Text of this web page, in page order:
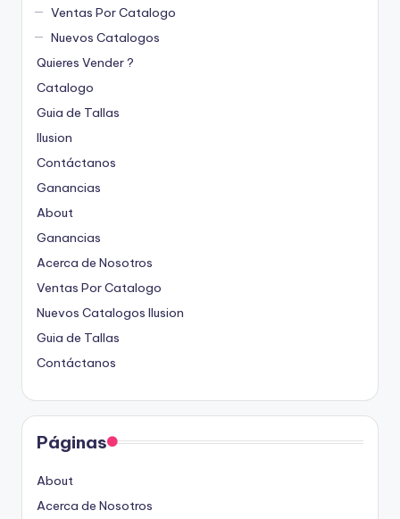
Ventas Por Catalogo
Nuevos Catalogos
Quieres Vender ?
Catalogo
Guia de Tallas
Ilusion
Contáctanos
Ganancias
About
Ganancias
Acerca de Nosotros
Ventas Por Catalogo
Nuevos Catalogos Ilusion
Guia de Tallas
Contáctanos
Páginas
About
Acerca de Nosotros